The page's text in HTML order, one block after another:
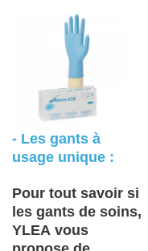
- Les gants à
usage unique :
Pour tout savoir si
les gants de soins,
YLEA vous